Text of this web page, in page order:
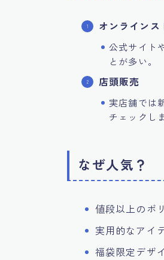
オンラインス
公式サイト
とが多い。
店頭販売
実店舗では
チェックし
なぜ人気？
値段以上のボ
実用的なアイ
福袋限定デザ